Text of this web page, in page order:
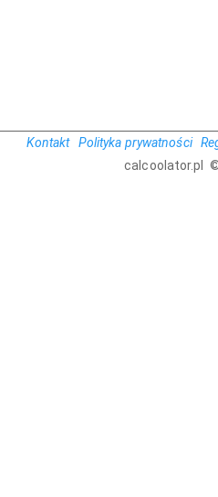
Kontakt Polityka prywatności
calcoolator.pl